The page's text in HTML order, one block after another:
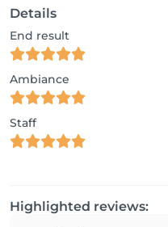
Details
End result
Ambiance
Staff
Highlighted reviews: